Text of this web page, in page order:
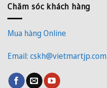
Chăm sóc khách hàng
Mua hàng Online
Email: cskh@vietmartjp.com